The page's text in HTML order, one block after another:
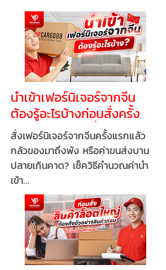
นำเข้าเฟอร์นิเจอร์จากจีน
ต้องรู้อะไรบ้างก่อนสั่งครั้ง
แรก ไม่ให้พลาดทั้งเงินและ
เวลา
สั่งเฟอร์นิเจอร์จากจีนครั้งแรกแล้ว
กลัวของมาถึงพัง หรือค่าขนส่งบาน
ปลายเกินคาด? เช็ควิธีคำนวณค่านำ
เข้า...